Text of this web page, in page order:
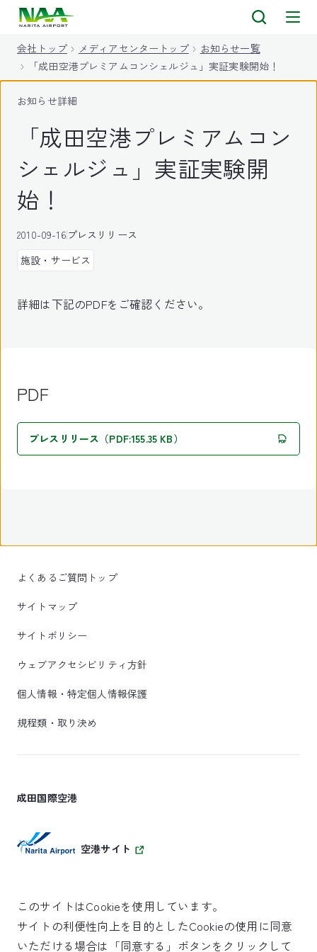
会社トップ メディアセンタートップ
お知らせ一覧
「成田空港プレミアムコンシェルジュ」実証実験開始！
お知らせ詳細
「成田空港プレミアムコン
シェルジュ」実証実験開
始！
2010-09-16プレスリリース
施設・サービス
詳細は下記のPDFをご確認ください。
PDF
プレスリリース（PDF:155.35 KB）
よくあるご質問トップ
サイトマップ
サイトポリシー
ウェブアクセシビリティ方針
個人情報・特定個人情報保護
規程類・取り決め
成田国際空港
空港サイト
SKYTRAX
このサイトはCookieを使用しています。
サイトの利便性向上を目的としたCookieの使用に同意
いただける場合は「同意する」ボタンをクリックして